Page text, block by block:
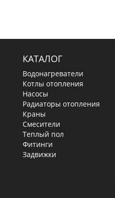
КАТАЛОГ
Водонагреватели
Котлы отопления
Насосы
Радиаторы отопления
Краны
Смесители
Теплый пол
Фитинги
Задвижки